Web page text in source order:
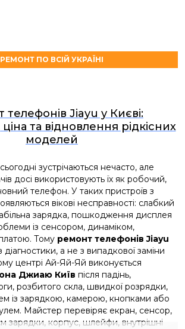
РЕМОНТ ПО ВСІЙ УКРАЇНІ
телефонів Jiayu у Києві:
та відновлення рідкісних
моделей
зустрічаються нечасто, але
досі використовують їх як робочий,
телефон. У таких пристроїв з
вікові несправності: слабкий
зарядка, пошкодження дисплея
із сенсором, динаміком,
Тому ремонт телефонів Jiayu
а не з випадкової заміни
центрі Ай-Яй-Яй виконується
Джиаю Київ після падінь,
розбитого скла, швидкої розрядки,
із зарядкою, камерою, кнопками або
Майстер перевіряє екран, сенсор,
зарядки, корпус, шлейфи, внутрішні